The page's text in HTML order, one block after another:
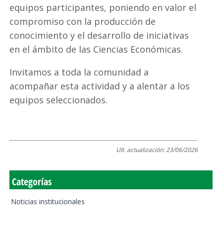
equipos participantes, poniendo en valor el
compromiso con la producción de
conocimiento y el desarrollo de iniciativas
en el ámbito de las Ciencias Económicas.
Invitamos a toda la comunidad a
acompañar esta actividad y a alentar a los
equipos seleccionados.
Ult. actualización:23/06/2026
Categorías
Noticias institucionales